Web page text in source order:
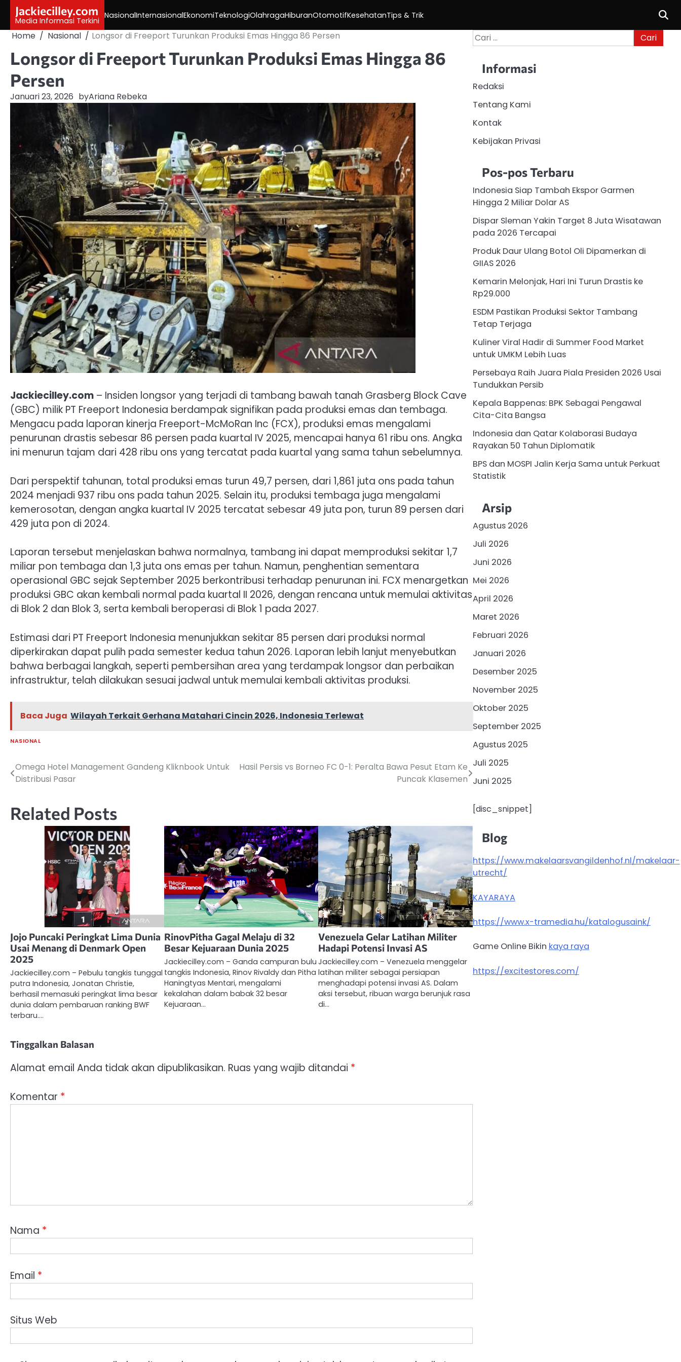
content
Jackiecilley.com
Media Informasi Terkini
NasionalInternasionalEkonomiTeknologiOlahragaHiburanOtomotifKesehatanTips & Trik
Home Nasional Longsor di Freeport Turunkan Produksi Emas Hingga 86 Persen
Longsor di Freeport Turunkan Produksi Emas Hingga 86
Persen
Januari 23, 2026 byAriana Rebeka
Jackiecilley.com – Insiden longsor yang terjadi di tambang bawah tanah Grasberg Block Cave
(GBC) milik PT Freeport Indonesia berdampak signifikan pada produksi emas dan tembaga.
Mengacu pada laporan kinerja Freeport-McMoRan Inc (FCX), produksi emas mengalami
penurunan drastis sebesar 86 persen pada kuartal IV 2025, mencapai hanya 61 ribu ons. Angka
ini menurun tajam dari 428 ribu ons yang tercatat pada kuartal yang sama tahun sebelumnya.
Dari perspektif tahunan, total produksi emas turun 49,7 persen, dari 1,861 juta ons pada tahun
2024 menjadi 937 ribu ons pada tahun 2025. Selain itu, produksi tembaga juga mengalami
kemerosotan, dengan angka kuartal IV 2025 tercatat sebesar 49 juta pon, turun 89 persen dari
429 juta pon di 2024.
Laporan tersebut menjelaskan bahwa normalnya, tambang ini dapat memproduksi sekitar 1,7
miliar pon tembaga dan 1,3 juta ons emas per tahun. Namun, penghentian sementara
operasional GBC sejak September 2025 berkontribusi terhadap penurunan ini. FCX menargetkan
produksi GBC akan kembali normal pada kuartal II 2026, dengan rencana untuk memulai aktivitas
di Blok 2 dan Blok 3, serta kembali beroperasi di Blok 1 pada 2027.
Estimasi dari PT Freeport Indonesia menunjukkan sekitar 85 persen dari produksi normal
diperkirakan dapat pulih pada semester kedua tahun 2026. Laporan lebih lanjut menyebutkan
bahwa berbagai langkah, seperti pembersihan area yang terdampak longsor dan perbaikan
infrastruktur, telah dilakukan sesuai jadwal untuk memulai kembali aktivitas produksi.
Baca Juga Wilayah Terkait Gerhana Matahari Cincin 2026, Indonesia Terlewat
NASIONAL
Navigasi
Omega Hotel Management Gandeng Kliknbook Untuk
Distribusi Pasar
Hasil Persis vs Borneo FC 0-1: Peralta Bawa Pesut Etam Ke
Puncak Klasemen
Related Posts
Jojo Puncaki Peringkat Lima Dunia
Usai Menang di Denmark Open
2025
Jackiecilley.com – Pebulu tangkis tunggal
putra Indonesia, Jonatan Christie,
berhasil memasuki peringkat lima besar
dunia dalam pembaruan ranking BWF
terbaru.…
RinovPitha Gagal Melaju di 32
Besar Kejuaraan Dunia 2025
Jackiecilley.com – Ganda campuran bulu
tangkis Indonesia, Rinov Rivaldy dan Pitha
Haningtyas Mentari, mengalami
kekalahan dalam babak 32 besar
Kejuaraan…
Venezuela Gelar Latihan Militer
Hadapi Potensi Invasi AS
Jackiecilley.com – Venezuela menggelar
latihan militer sebagai persiapan
menghadapi potensi invasi AS. Dalam
aksi tersebut, ribuan warga berunjuk rasa
di…
Tinggalkan Balasan
Alamat email Anda tidak akan dipublikasikan. Ruas yang wajib ditandai *
Komentar *
Nama *
Email *
Situs Web
Cari
untuk:
Informasi
Redaksi
Tentang Kami
Kontak
Kebijakan Privasi
Pos-pos Terbaru
Indonesia Siap Tambah Ekspor Garmen
Hingga 2 Miliar Dolar AS
Dispar Sleman Yakin Target 8 Juta Wisatawan
pada 2026 Tercapai
Produk Daur Ulang Botol Oli Dipamerkan di
GIIAS 2026
Kemarin Melonjak, Hari Ini Turun Drastis ke
Rp29.000
ESDM Pastikan Produksi Sektor Tambang
Tetap Terjaga
Kuliner Viral Hadir di Summer Food Market
untuk UMKM Lebih Luas
Persebaya Raih Juara Piala Presiden 2026 Usai
Tundukkan Persib
Kepala Bappenas: BPK Sebagai Pengawal
Cita-Cita Bangsa
Indonesia dan Qatar Kolaborasi Budaya
Rayakan 50 Tahun Diplomatik
BPS dan MOSPI Jalin Kerja Sama untuk Perkuat
Statistik
Arsip
Agustus 2026
Juli 2026
Juni 2026
Mei 2026
April 2026
Maret 2026
Februari 2026
Januari 2026
Desember 2025
November 2025
Oktober 2025
September 2025
Agustus 2025
Juli 2025
Juni 2025
[disc_snippet]
Blog
https://www.makelaarsvangildenhof.nl/makelaar-
utrecht/
KAYARAYA
https://www.x-tramedia.hu/katalogusaink/
Game Online Bikin kaya raya
https://excitestores.com/